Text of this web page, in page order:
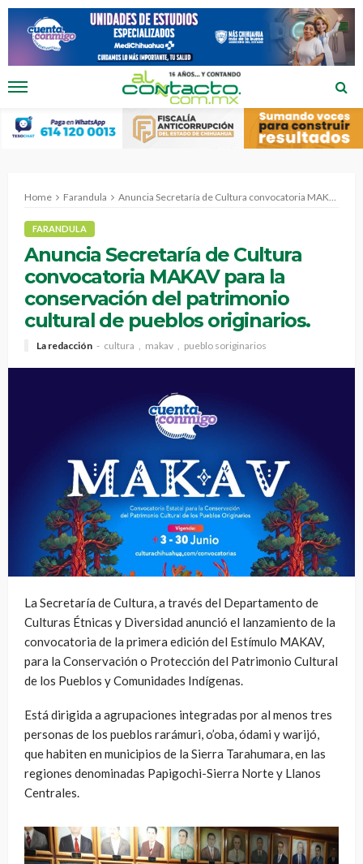
Home Farandula Anuncia Secretaría de Cultura convocatoria MAKAV para la conservación del patrimonio cultural de pueblos originarios.
FARANDULA
Anuncia Secretaría de Cultura
convocatoria MAKAV para la
conservación del patrimonio
cultural de pueblos originarios.
La redacción cultura makav pueblo soriginarios
La Secretaría de Cultura, a través del Departamento de
Culturas Étnicas y Diversidad anunció el lanzamiento de la
convocatoria de la primera edición del Estímulo MAKAV,
para la Conservación o Protección del Patrimonio Cultural
de los Pueblos y Comunidades Indígenas.
Está dirigida a agrupaciones integradas por al menos tres
personas de los pueblos rarámuri, o’oba, ódami y warijó,
que habiten en municipios de la Sierra Tarahumara, en las
regiones denominadas Papigochi-Sierra Norte y Llanos
Centrales.